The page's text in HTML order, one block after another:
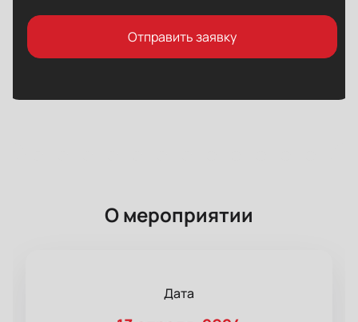
Отправить заявку
О мероприятии
Дата